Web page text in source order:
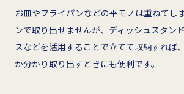
お皿やフライパンなどの平モノは重ねてし
ンで取り出せませんが、ディッシュスタン
スなどを活用することで立てて収納すれば
か分かり取り出すときにも便利です。